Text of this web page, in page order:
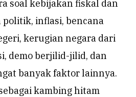
soal kebijakan fiskal dan
inflasi, bencana
kerugian negara dari
demo berjilid-jilid, dan
banyak faktor lainnya.
kambing hitam